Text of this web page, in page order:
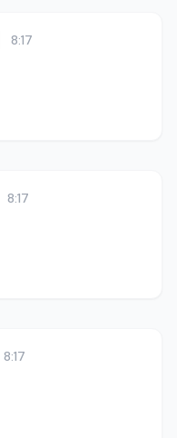
8:17
8:17
8:17